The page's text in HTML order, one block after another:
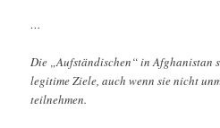
…
Die „Aufständischen“ in Afghanistan
legitime Ziele, auch wenn sie nicht
teilnehmen.